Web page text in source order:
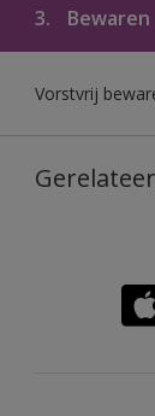
3. Bewaren
Vorstvrij